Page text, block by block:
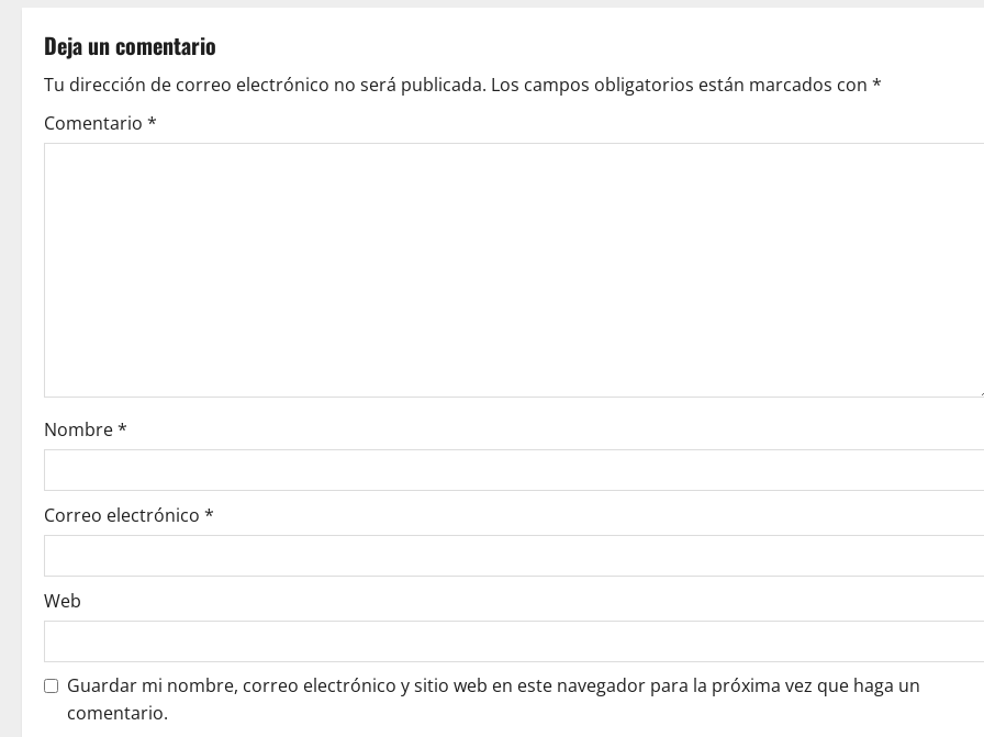
n
a
v
i
o
n
Deja un comentario
Tu dirección de correo electrónico no será publicada. Los campos obligatorios están marcados con *
Comentario *
Nombre*
Correo electrónico *
Web
Guardar mi nombre, correo electrónico y sitio web en este navegador para la próxima vez que haga un
comentario.